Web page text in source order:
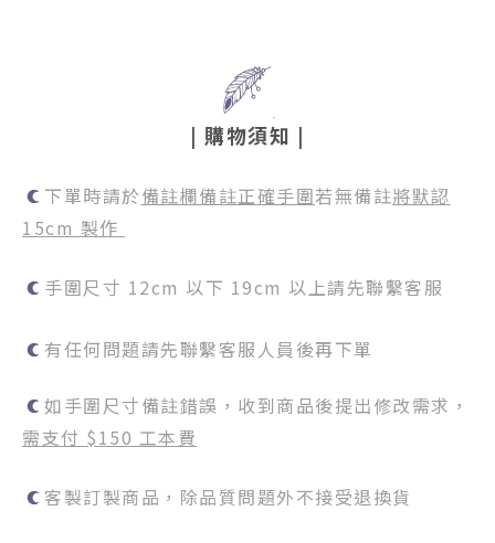
| 購物須知 |
下單時請於備註欄備註正確手圍若無備註將默認
15cm 製作
手圍尺寸 12cm 以下 19cm 以上請先聯繫客服
有任何問題請先聯繫客服人員後再下單
如手圍尺寸備註錯誤，收到商品後提出修改需求，
需支付 $150 工本費
客製訂製商品，除品質問題外不接受退換貨